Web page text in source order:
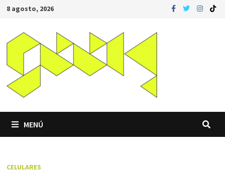
Saltar
contenido
8 agosto, 2026
MENÚ
CELULARES